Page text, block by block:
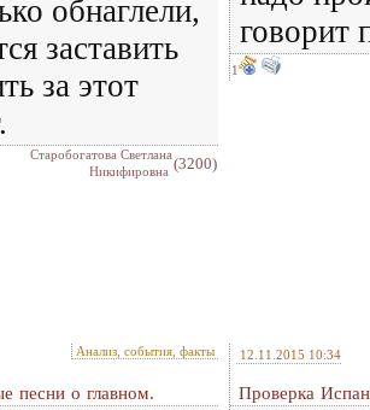
обнаглели,
заставить
за этот
Старобогатова Светлана
Никифировна (3200)
говорит
1
Анализ, события, факты
песни о главном.
12.11.2015 10:34
Проверка